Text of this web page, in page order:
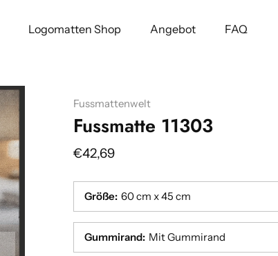
Logomatten Shop Angebot FAQ
Fussmattenwelt
Fussmatte 11303
€42,69
Größe: 60 cm x 45 cm
Gummirand: Mit Gummirand